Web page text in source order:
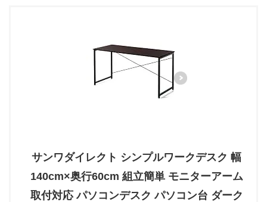
サンワダイレクト シンプルワークデスク 幅
140cm×奥行60cm 組立簡単 モニターアーム
取付対応 パソコンデスク パソコン台 ダーク